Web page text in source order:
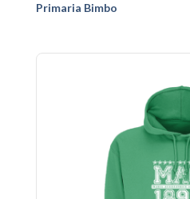
Primaria Bimbo